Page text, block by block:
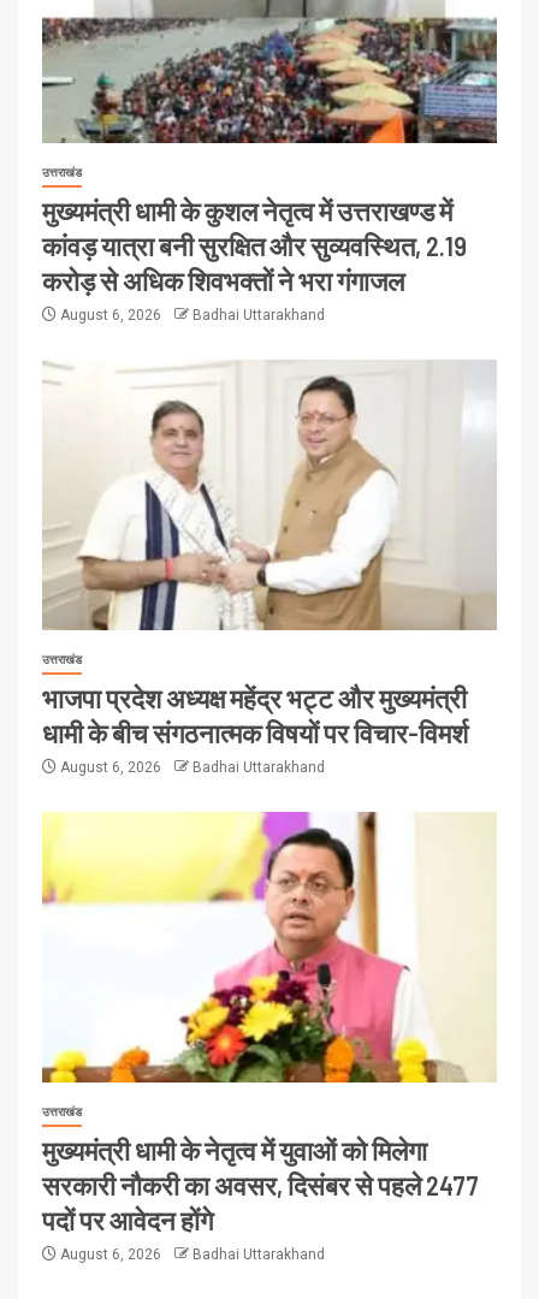
उत्तराखंड
मुख्यमंत्री धामी के कुशल नेतृत्व में उत्तराखण्ड में
कांवड़ यात्रा बनी सुरक्षित और सुव्यवस्थित, 2.19
करोड़ से अधिक शिवभक्तों ने भरा गंगाजल
August 6, 2026 Badhai Uttarakhand
उत्तराखंड
भाजपा प्रदेश अध्यक्ष महेंद्र भट्ट और मुख्यमंत्री
धामी के बीच संगठनात्मक विषयों पर विचार-विमर्श
August 6, 2026 Badhai Uttarakhand
उत्तराखंड
मुख्यमंत्री धामी के नेतृत्व में युवाओं को मिलेगा
सरकारी नौकरी का अवसर, दिसंबर से पहले 2477
पदों पर आवेदन होंगे
August 6, 2026 Badhai Uttarakhand